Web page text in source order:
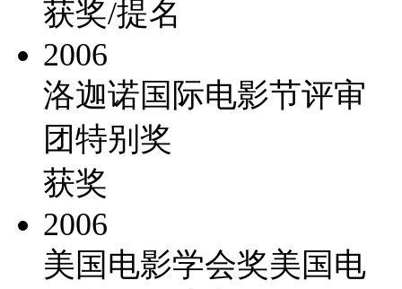
获奖/提名
2006
洛迦诺国际电影节评审
团特别奖
获奖
2006
美国电影学会奖美国电